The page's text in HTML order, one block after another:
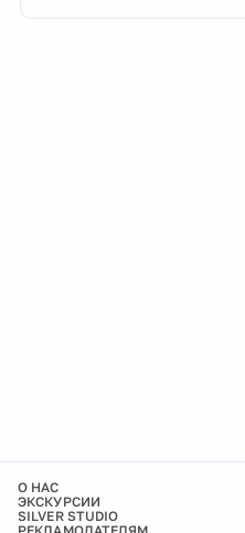
О НАС
ЭКСКУРСИИ
SILVER STUDIO